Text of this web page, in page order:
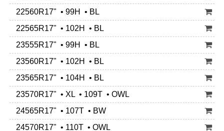
22560R17" • 99H • BL
22565R17" • 102H • BL
23555R17" • 99H • BL
23560R17" • 102H • BL
23565R17" • 104H • BL
23570R17" • XL • 109T • OWL
24565R17" • 107T • BW
24570R17" • 110T • OWL